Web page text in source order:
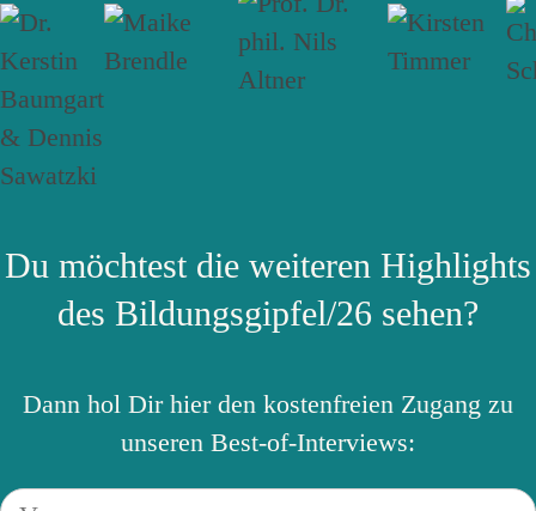
Du möchtest die weiteren Highlights
des Bildungsgipfel/26 sehen?
Dann hol Dir hier den kostenfreien Zugang zu
unseren Best-of-Interviews: